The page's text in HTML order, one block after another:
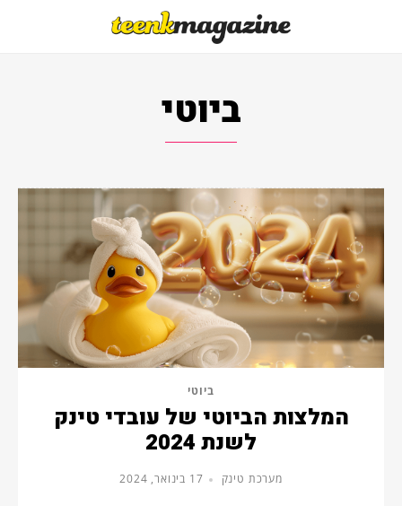
ביוטי
ביוטי
המלצות הביוטי של עובדי טינק
לשנת 2024
מערכת טינק 17 בינואר, 2024